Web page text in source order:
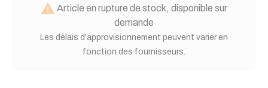
 Article en rupture de stock, disponible sur
demande
Les délais d'approvisionnement peuvent varier en
fonction des fournisseurs.